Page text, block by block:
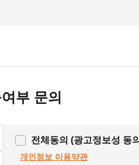
부 문의
전체동의 (광고정보성 동
개인정보 이용약관